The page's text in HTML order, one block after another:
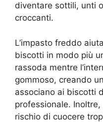
diventare sottili, unti
croccanti.
L’impasto freddo
biscotti in modo più
rassoda mentre
gommoso, creando
associano ai biscotti
professionale.
rischio di cuocere